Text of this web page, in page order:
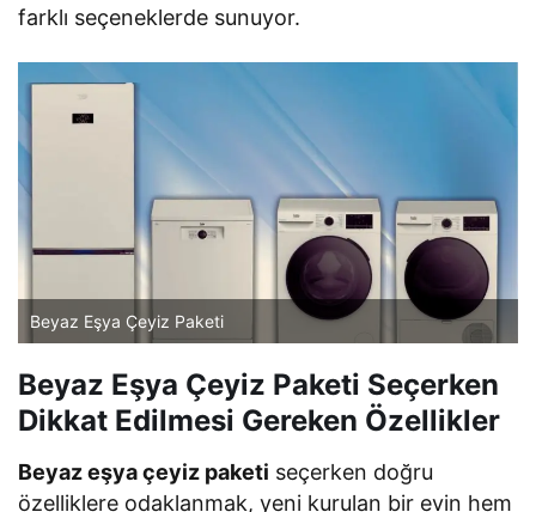
farklı seçeneklerde sunuyor.
Beyaz Eşya Çeyiz Paketi
Beyaz Eşya Çeyiz Paketi Seçerken
Dikkat Edilmesi Gereken Özellikler
Beyaz eşya çeyiz paketi seçerken doğru
özelliklere odaklanmak, yeni kurulan bir evin hem